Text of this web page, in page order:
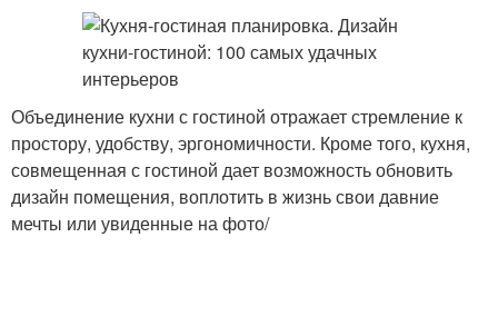
Объединение кухни с гостиной отражает стремление к
простору, удобству, эргономичности. Кроме того, кухня,
совмещенная с гостиной дает возможность обновить
дизайн помещения, воплотить в жизнь свои давние
мечты или увиденные на фото/